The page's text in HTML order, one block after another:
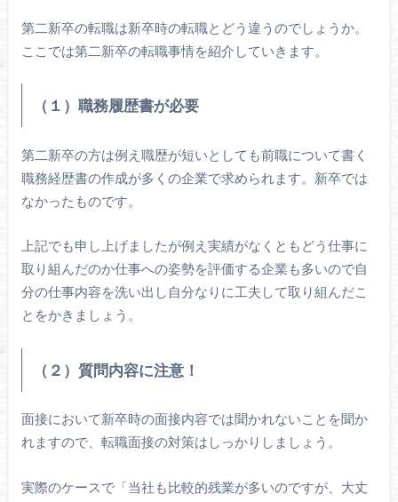
第二新卒の転職は新卒時の転職とどう違うのでしょうか。
ここでは第二新卒の転職事情を紹介していきます。
（１）職務履歴書が必要
第二新卒の方は例え職歴が短いとしても前職について書く
職務経歴書の作成が多くの企業で求められます。新卒では
なかったものです。
上記でも申し上げましたが例え実績がなくともどう仕事に
取り組んだのか仕事への姿勢を評価する企業も多いので自
分の仕事内容を洗い出し自分なりに工夫して取り組んだこ
とをかきましょう。
（２）質問内容に注意！
面接において新卒時の面接内容では聞かれないことを聞か
れますので、転職面接の対策はしっかりしましょう。
実際のケースで「当社も比較的残業が多いのですが、大丈